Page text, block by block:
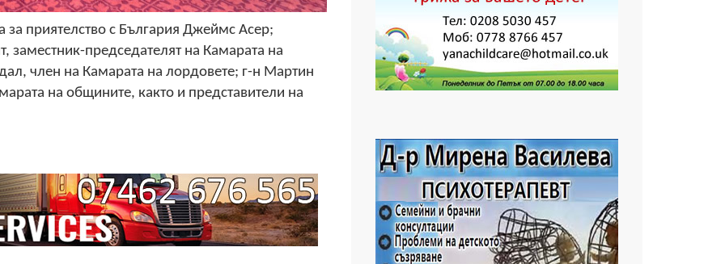
за приятелство с България Джеймс Асер;
председателят на Камарата на
член на Камарата на лордовете; г-н Мартин
на общините, както и представители на